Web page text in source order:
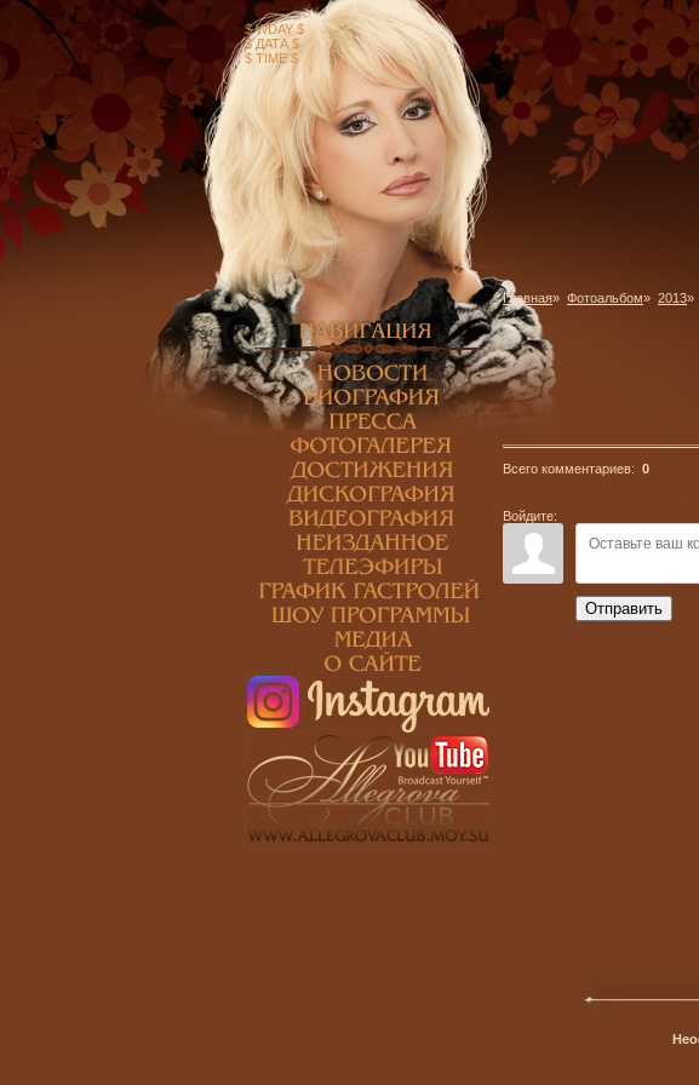
$ WDAY $
$ ДАТА $
$ TIME $
Главная» Фотоальбом» 2013»
Всего комментариев: 0
Войдите:
Отправить